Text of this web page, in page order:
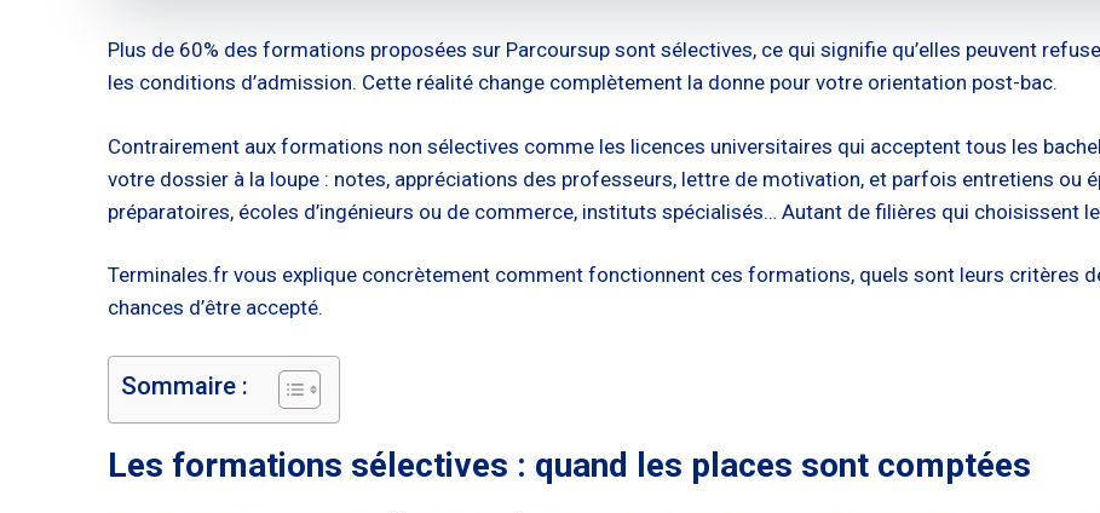
Plus de 60% des formations proposées sur Parcoursup sont sélectives, ce qui signifie qu’elles peuvent
les conditions d’admission. Cette réalité change complètement la donne pour votre orientation post-bac.
Contrairement aux formations non sélectives comme les licences universitaires qui acceptent tous les
votre dossier à la loupe : notes, appréciations des professeurs, lettre de motivation, et parfois entretiens ou
préparatoires, écoles d’ingénieurs ou de commerce, instituts spécialisés… Autant de filières qui choisissent
Terminales.fr vous explique concrètement comment fonctionnent ces formations, quels sont leurs critères
chances d’être accepté.
Sommaire :
Les formations sélectives : quand les places sont comptées